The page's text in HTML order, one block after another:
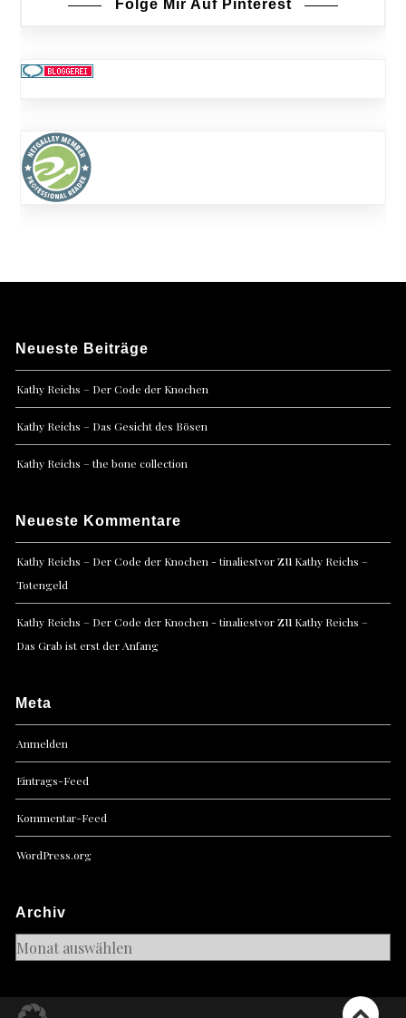
Folge Mir Auf Pinterest
Neueste Beiträge
Kathy Reichs – Der Code der Knochen
Kathy Reichs – Das Gesicht des Bösen
Kathy Reichs – the bone collection
Neueste Kommentare
Kathy Reichs – Der Code der Knochen - tinaliestvorzu Kathy Reichs –
Totengeld
Kathy Reichs – Der Code der Knochen - tinaliestvorzu Kathy Reichs –
Das Grab ist erst der Anfang
Meta
Anmelden
Eintrags-Feed
Kommentar-Feed
WordPress.org
Archiv
Archiv